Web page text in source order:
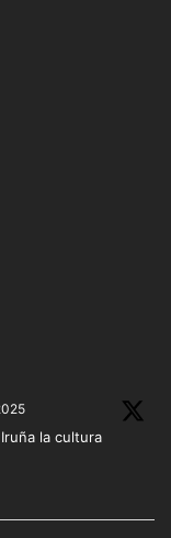
la cultura